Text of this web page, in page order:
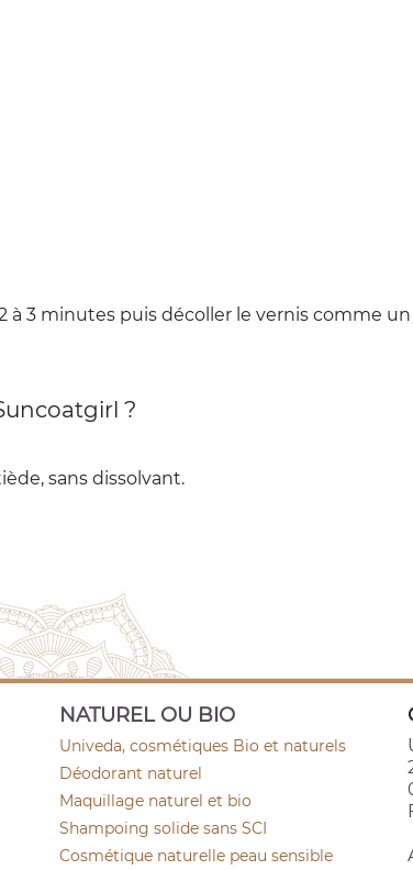
à 3 minutes puis décoller le vernis comme
?
sans dissolvant.
NATUREL OU BIO
Univeda, cosmétiques Bio et naturels
Déodorant naturel
Maquillage naturel et bio
Shampoing solide sans SCI
Cosmétique naturelle peau sensible